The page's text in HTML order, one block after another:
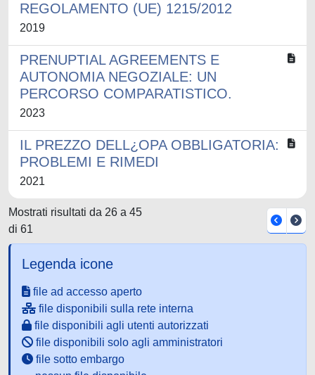
REGOLAMENTO (UE) 1215/2012
2019
PRENUPTIAL AGREEMENTS E
AUTONOMIA NEGOZIALE: UN
PERCORSO COMPARATISTICO.
2023
IL PREZZO DELL¿OPA OBBLIGATORIA:
PROBLEMI E RIMEDI
2021
Mostrati risultati da 26 a 45
di 61
Legenda icone
file ad accesso aperto
file disponibili sulla rete interna
file disponibili agli utenti autorizzati
file disponibili solo agli amministratori
file sotto embargo